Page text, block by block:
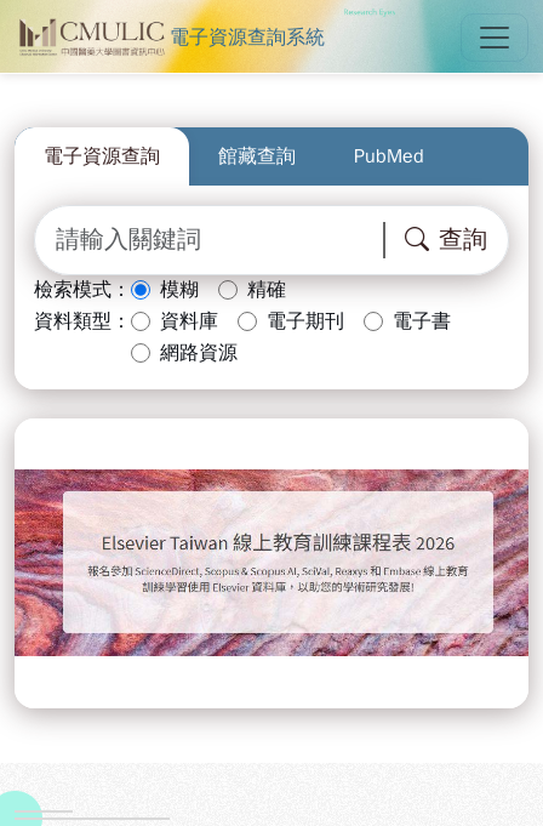
中國醫藥大學圖書館電子資源查
電子資源查詢系統
電子資源查詢 館藏查詢 PubMed
查詢
檢索模式： 模糊
精確
資料類型：
資料庫 電子期刊
電子書
網路資源